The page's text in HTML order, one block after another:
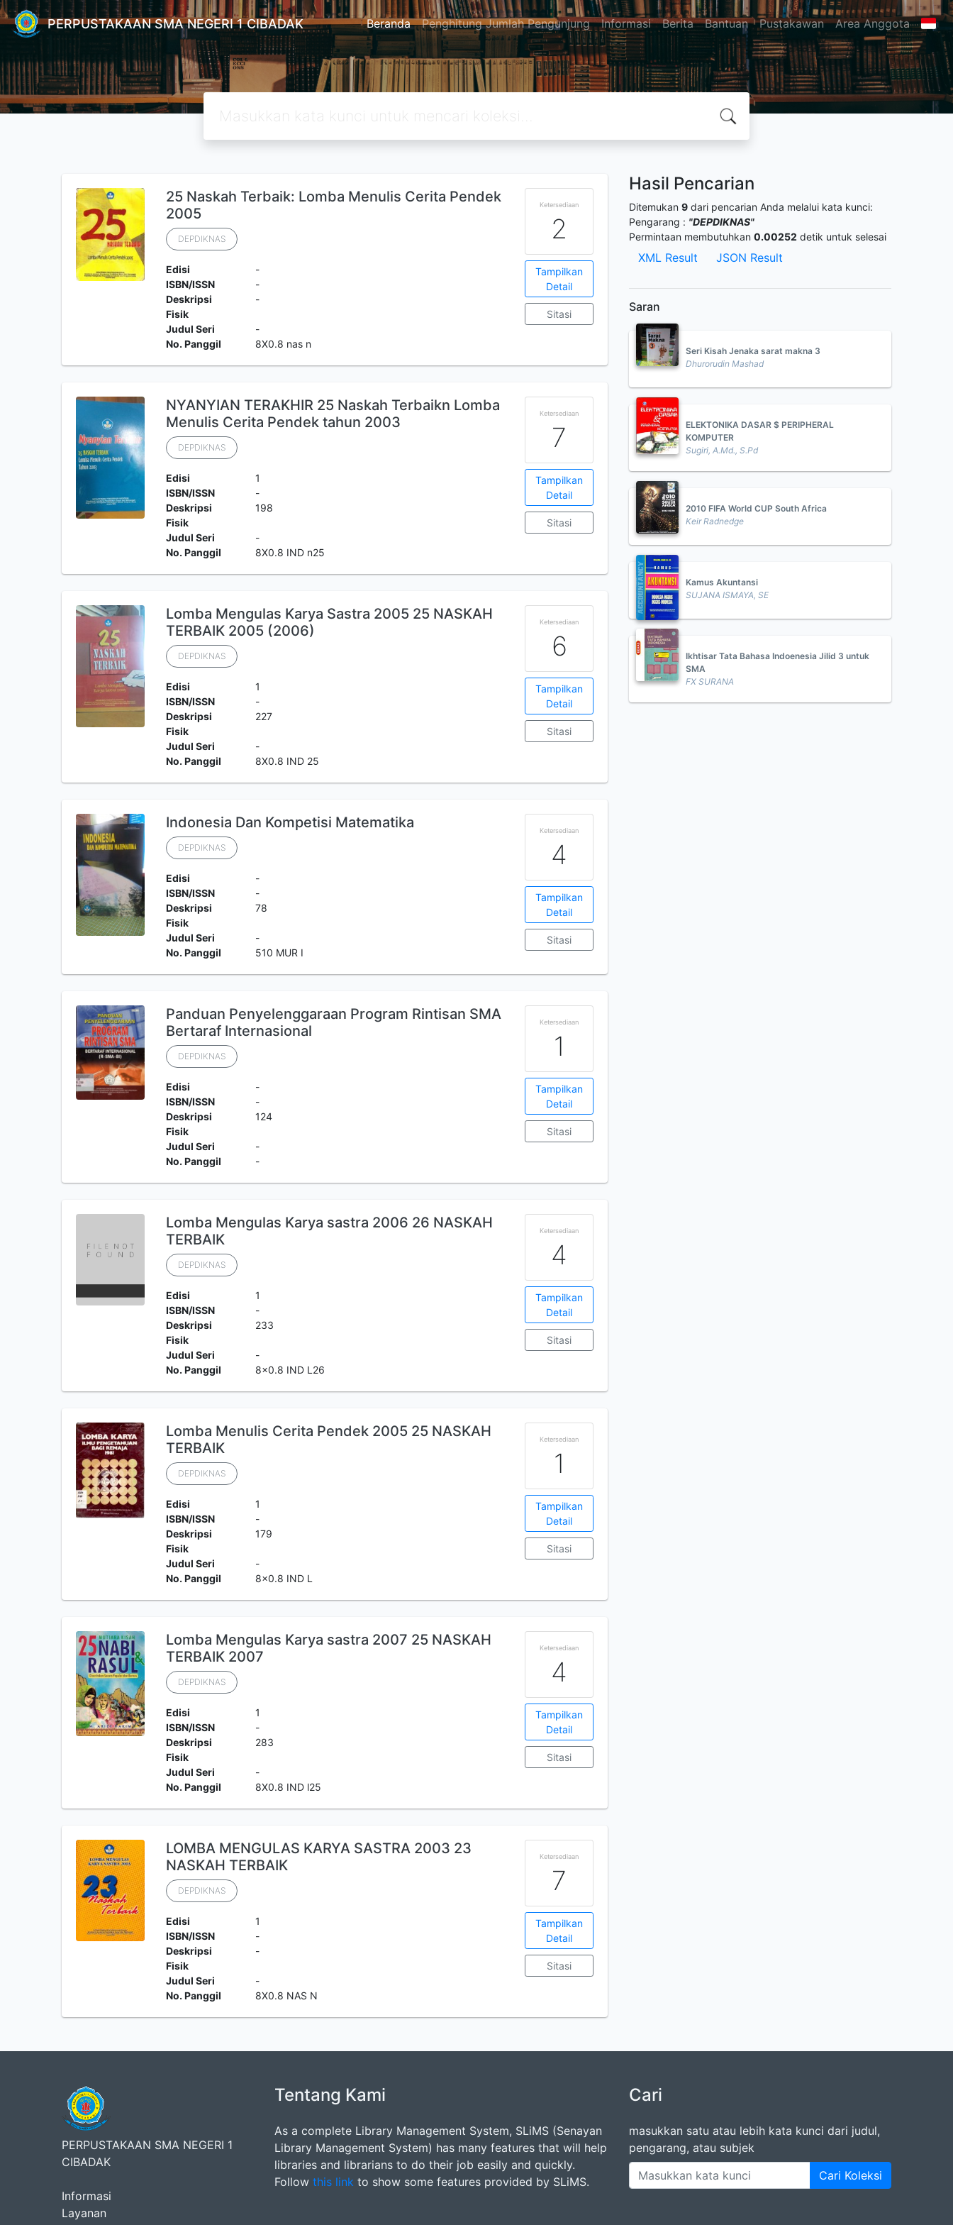
PERPUSTAKAAN SMA NEGERI 1 CIBADAK Beranda Penghitung Jumlah Pengunjung Informasi Berita Bantuan Pustakawan Area Anggota
25 Naskah Terbaik: Lomba Menulis Cerita Pendek
2005
DEPDIKNAS
Edisi
-
ISBN/ISSN
-
Deskripsi
Fisik
-
Judul Seri
-
No. Panggil
8X0.8 nas n
Ketersediaan
2
Tampilkan
Detail
Sitasi
NYANYIAN TERAKHIR 25 Naskah Terbaikn Lomba
Menulis Cerita Pendek tahun 2003
DEPDIKNAS
Edisi
1
ISBN/ISSN
-
Deskripsi
Fisik
198
Judul Seri
-
No. Panggil
8X0.8 IND n25
Ketersediaan
7
Tampilkan
Detail
Sitasi
Lomba Mengulas Karya Sastra 2005 25 NASKAH
TERBAIK 2005 (2006)
DEPDIKNAS
Edisi
1
ISBN/ISSN
-
Deskripsi
Fisik
227
Judul Seri
-
No. Panggil
8X0.8 IND 25
Ketersediaan
6
Tampilkan
Detail
Sitasi
Indonesia Dan Kompetisi Matematika
DEPDIKNAS
Edisi
-
ISBN/ISSN
-
Deskripsi
Fisik
78
Judul Seri
-
No. Panggil
510 MUR I
Ketersediaan
4
Tampilkan
Detail
Sitasi
Panduan Penyelenggaraan Program Rintisan SMA
Bertaraf Internasional
DEPDIKNAS
Edisi
-
ISBN/ISSN
-
Deskripsi
Fisik
124
Judul Seri
-
No. Panggil
-
Ketersediaan
1
Tampilkan
Detail
Sitasi
Lomba Mengulas Karya sastra 2006 26 NASKAH
TERBAIK
DEPDIKNAS
Edisi
1
ISBN/ISSN
-
Deskripsi
Fisik
233
Judul Seri
-
No. Panggil
8x0.8 IND L26
Ketersediaan
4
Tampilkan
Detail
Sitasi
Lomba Menulis Cerita Pendek 2005 25 NASKAH
TERBAIK
DEPDIKNAS
Edisi
1
ISBN/ISSN
-
Deskripsi
Fisik
179
Judul Seri
-
No. Panggil
8x0.8 IND L
Ketersediaan
1
Tampilkan
Detail
Sitasi
Lomba Mengulas Karya sastra 2007 25 NASKAH
TERBAIK 2007
DEPDIKNAS
Edisi
1
ISBN/ISSN
-
Deskripsi
Fisik
283
Judul Seri
-
No. Panggil
8X0.8 IND l25
Ketersediaan
4
Tampilkan
Detail
Sitasi
LOMBA MENGULAS KARYA SASTRA 2003 23
NASKAH TERBAIK
DEPDIKNAS
Edisi
1
ISBN/ISSN
-
Deskripsi
Fisik
-
Judul Seri
-
No. Panggil
8X0.8 NAS N
Ketersediaan
7
Tampilkan
Detail
Sitasi
Hasil Pencarian
Ditemukan 9 dari pencarian Anda melalui kata kunci:
Pengarang : "DEPDIKNAS"
Permintaan membutuhkan 0.00252 detik untuk selesai
XML Result JSON Result
Saran
Seri Kisah Jenaka sarat makna 3
Dhurorudin Mashad
ELEKTONIKA DASAR $ PERIPHERAL
KOMPUTER
Sugiri, A.Md., S.Pd
2010 FIFA World CUP South Africa
Keir Radnedge
Kamus Akuntansi
SUJANA ISMAYA, SE
Ikhtisar Tata Bahasa Indoenesia Jilid 3 untuk
SMA
FX SURANA
PERPUSTAKAAN SMA NEGERI 1
CIBADAK
Informasi
Layanan
Tentang Kami
As a complete Library Management System, SLiMS (Senayan
Library Management System) has many features that will help
libraries and librarians to do their job easily and quickly.
Follow this link to show some features provided by SLiMS.
Cari
masukkan satu atau lebih kata kunci dari judul,
pengarang, atau subjek
Cari Koleksi